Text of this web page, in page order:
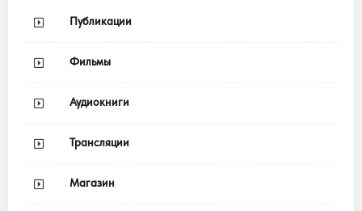
Публикации
Фильмы
Аудиокниги
Трансляции
Магазин